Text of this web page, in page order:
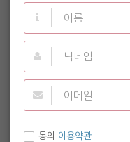
동의 이용약관